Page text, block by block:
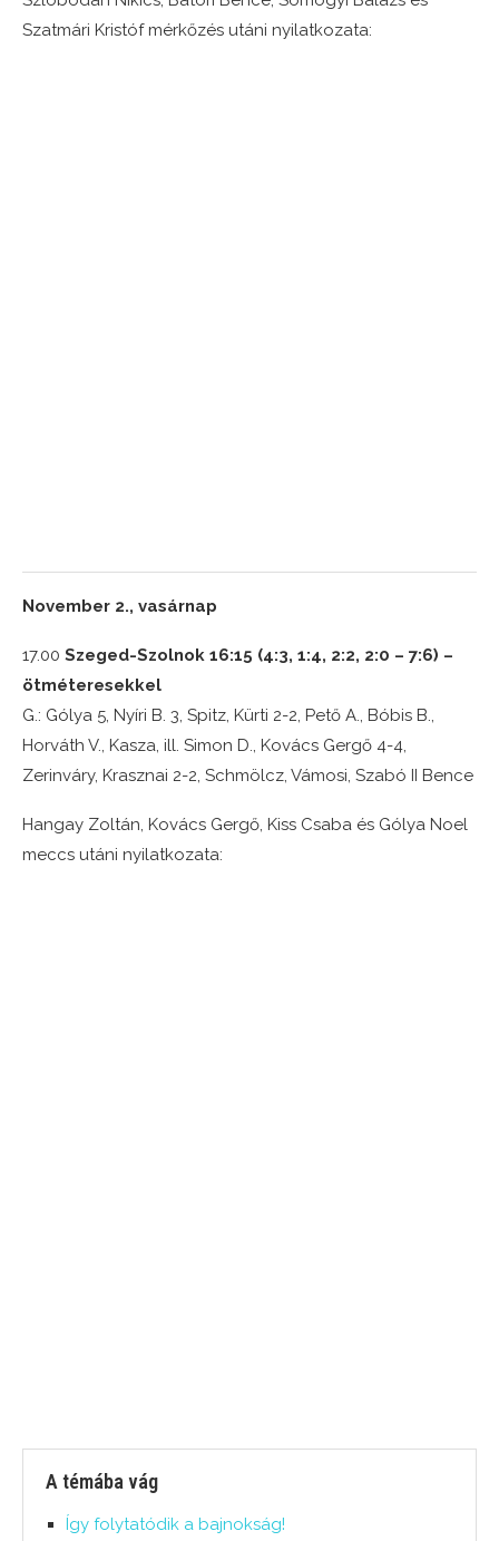
Szatmári Kristóf mérkőzés utáni nyilatkozata:
November 2., vasárnap
17.00 Szeged-Szolnok 16:15 (4:3, 1:4, 2:2, 2:0 – 7:6) –
ötméteresekkel
G.: Gólya 5, Nyíri B. 3, Spitz, Kürti 2-2, Pető A., Bóbis B.,
Horváth V., Kasza, ill. Simon D., Kovács Gergő 4-4,
Zerinváry, Krasznai 2-2, Schmölcz, Vámosi, Szabó II Bence
Hangay Zoltán, Kovács Gergő, Kiss Csaba és Gólya Noel
meccs utáni nyilatkozata:
A témába vág
Így folytatódik a bajnokság!